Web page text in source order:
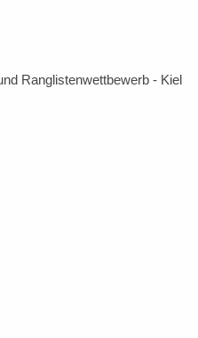
Ranglistenwettbewerb - Kiel